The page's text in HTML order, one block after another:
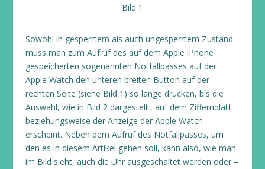
Bild 1
Sowohl in gesperrtem als auch ungesperrtem Zustand
muss man zum Aufruf des auf dem Apple iPhone
gespeicherten sogenannten Notfallpasses auf der
Apple Watch den unteren breiten Button auf der
rechten Seite (siehe Bild 1) so lange drücken, bis die
Auswahl, wie in Bild 2 dargestellt, auf dem Ziffernblatt
beziehungsweise der Anzeige der Apple Watch
erscheint. Neben dem Aufruf des Notfallpasses, um
den es in diesem Artikel gehen soll, kann also, wie man
im Bild sieht, auch die Uhr ausgeschaltet werden oder –